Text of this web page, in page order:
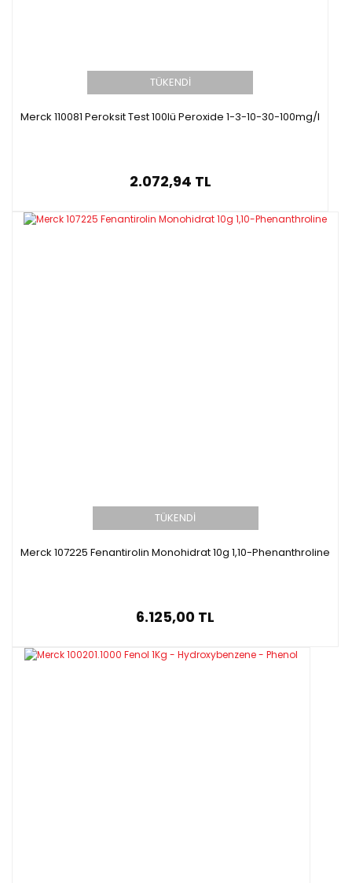
TÜKENDİ
Merck 110081 Peroksit Test 100lü Peroxide 1-3-10-30-100mg/l
2.072,94 TL
TÜKENDİ
Merck 107225 Fenantirolin Monohidrat 10g 1,10-Phenanthroline
6.125,00 TL